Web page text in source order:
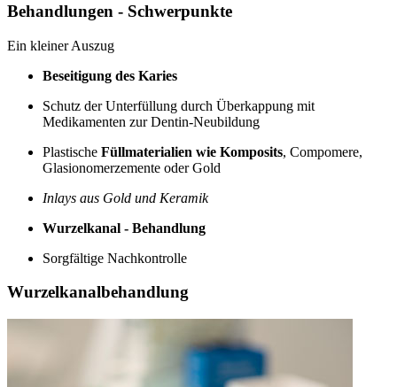
Behandlungen - Schwerpunkte
Ein kleiner Auszug
Beseitigung des Karies
Schutz der Unterfüllung durch Überkappung mit
Medikamenten zur Dentin-Neubildung
Plastische Füllmaterialien wie Komposits, Compomere,
Glasionomerzemente oder Gold
Inlays aus Gold und Keramik
Wurzelkanal - Behandlung
Sorgfältige Nachkontrolle
Wurzelkanalbehandlung